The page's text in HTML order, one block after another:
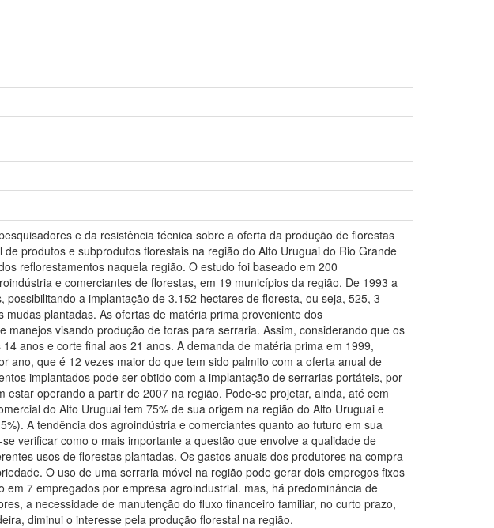
e da resistência técnica sobre a oferta da produção de florestas
produtos e subprodutos florestais na região do Alto Uruguai do Rio Grande
reflorestamentos naquela região. O estudo foi baseado em 200
e comerciantes de florestas, em 19 municípios da região. De 1993 a
a implantação de 3.152 hectares de floresta, ou seja, 525, 3
plantadas. As ofertas de matéria prima proveniente dos
visando produção de toras para serraria. Assim, considerando que os
anos e corte final aos 21 anos. A demanda de matéria prima em 1999,
ano, que é 12 vezes maior do que tem sido palmito com a oferta anual de
implantados pode ser obtido com a implantação de serrarias portáteis, por
operando a partir de 2007 na região. Pode-se projetar, ainda, até cem
do Alto Uruguai tem 75% de sua origem na região do Alto Uruguai e
A tendência dos agroindústria e comerciantes quanto ao futuro em sua
verificar como o mais importante a questão que envolve a qualidade de
usos de florestas plantadas. Os gastos anuais dos produtores na compra
O uso de uma serraria móvel na região pode gerar dois empregos fixos
7 empregados por empresa agroindustrial. mas, há predominância de
a necessidade de manutenção do fluxo financeiro familiar, no curto prazo,
diminui o interesse pela produção florestal na região.